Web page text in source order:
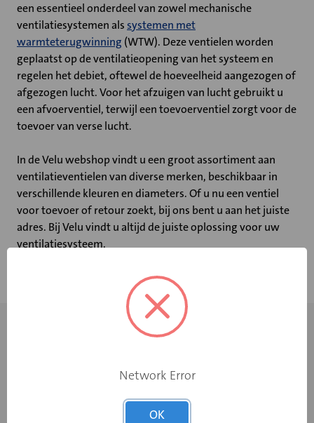
een essentieel onderdeel van zowel mechanische
ventilatiesystemen als systemen met
warmteterugwinning (WTW). Deze ventielen worden
geplaatst op de ventilatieopening van het systeem en
regelen het debiet, oftewel de hoeveelheid aangezogen of
afgezogen lucht. Voor het afzuigen van lucht gebruikt u
een afvoerventiel, terwijl een toevoerventiel zorgt voor de
toevoer van verse lucht.
In de Velu webshop vindt u een groot assortiment aan
ventilatieventielen van diverse merken, beschikbaar in
verschillende kleuren en diameters. Of u nu een ventiel
voor toevoer of retour zoekt, bij ons bent u aan het juiste
adres. Bij Velu vindt u altijd de juiste oplossing voor uw
ventilatiesysteem.
Network Error
OK